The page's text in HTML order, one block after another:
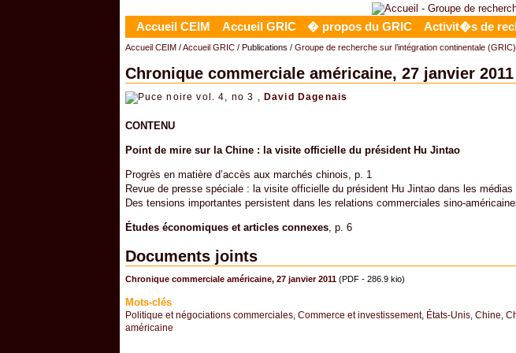
Accueil CEIM Accueil GRIC � propos du GRIC Activit�s de
Accueil CEIM/Accueil GRIC/ Publications / Groupe de recherche sur l’intégration continentale (GRIC)
Chronique commerciale américaine, 27 janvier 2011
vol. 4, no 3 , David Dagenais
CONTENU
Point de mire sur la Chine : la visite officielle du président Hu Jintao
Progrès en matière d’accès aux marchés chinois, p. 1
Revue de presse spéciale : la visite officielle du président Hu Jintao dans les
Des tensions importantes persistent dans les relations commerciales sino-
Études économiques et articles connexes, p. 6
Documents joints
Chronique commerciale américaine, 27 janvier 2011 (PDF - 286.9 kio)
Mots-clés
Politique et négociations commerciales, Commerce et investissement, États-Unis, Chine
américaine